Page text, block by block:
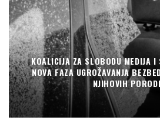
KOALICIJA ZA SLOBODU MEDIJA I
NOVA FAZA UGROŽAVANJA
NJIHOVIH